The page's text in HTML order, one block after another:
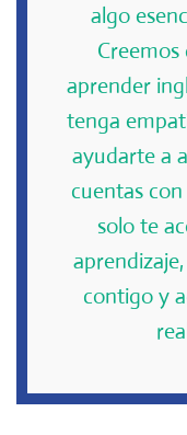
algo
aprender
tenga
ayudarte a
cuentas
solo te
contigo y